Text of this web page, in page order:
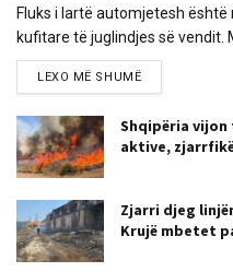
Fluks i lartë automjetesh
kufitare të juglindjes së vendit.
LEXO MË SHUMË
Shqipëria
aktive,
Zjarri djeg
Krujë mbetet